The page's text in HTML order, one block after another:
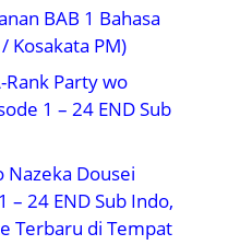
BAB 1 Bahasa
Kosakata PM)
Party wo
1 – 24 END Sub
Nazeka Dousei
– 24 END Sub Indo,
Terbaru di Tempat